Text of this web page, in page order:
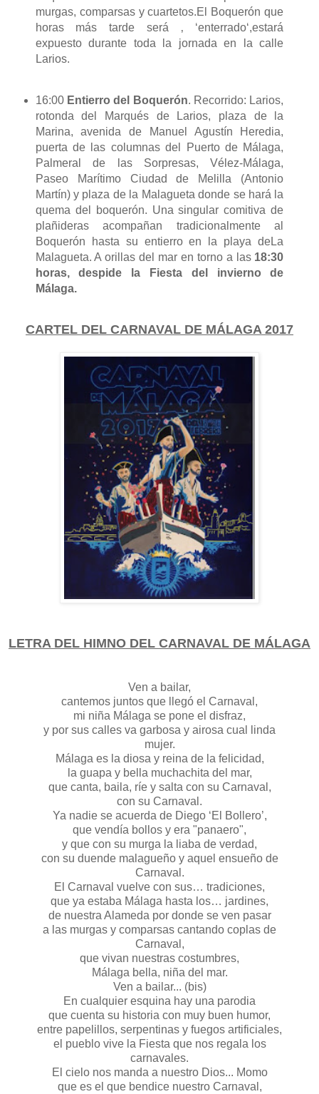
murgas, comparsas y cuartetos.El Boquerón que
horas más tarde será ‚ ‘enterrado‘,estará
expuesto durante toda la jornada en la calle
Larios.
16:00 Entierro del Boquerón. Recorrido: Larios,
rotonda del Marqués de Larios, plaza de la
Marina, avenida de Manuel Agustín Heredia,
puerta de las columnas del Puerto de Málaga,
Palmeral de las Sorpresas, Vélez-Málaga,
Paseo Marítimo Ciudad de Melilla (Antonio
Martín) y plaza de la Malagueta donde se hará la
quema del boquerón. Una singular comitiva de
plañideras acompañan tradicionalmente al
Boquerón hasta su entierro en la playa deLa
Malagueta. A orillas del mar en torno a las 18:30
horas, despide la Fiesta del invierno de
Málaga.
CARTEL DEL CARNAVAL DE MÁLAGA 2017
LETRA DEL HIMNO DEL CARNAVAL DE MÁLAGA
Ven a bailar,
cantemos juntos que llegó el Carnaval,
mi niña Málaga se pone el disfraz,
y por sus calles va garbosa y airosa cual linda
mujer.
Málaga es la diosa y reina de la felicidad,
la guapa y bella muchachita del mar,
que canta, baila, ríe y salta con su Carnaval,
con su Carnaval.
Ya nadie se acuerda de Diego ‘El Bollero’,
que vendía bollos y era "panaero",
y que con su murga la liaba de verdad,
con su duende malagueño y aquel ensueño de
Carnaval.
El Carnaval vuelve con sus… tradiciones,
que ya estaba Málaga hasta los… jardines,
de nuestra Alameda por donde se ven pasar
a las murgas y comparsas cantando coplas de
Carnaval,
que vivan nuestras costumbres,
Málaga bella, niña del mar.
Ven a bailar... (bis)
En cualquier esquina hay una parodia
que cuenta su historia con muy buen humor,
entre papelillos, serpentinas y fuegos artificiales,
el pueblo vive la Fiesta que nos regala los
carnavales.
El cielo nos manda a nuestro Dios... Momo
que es el que bendice nuestro Carnaval,